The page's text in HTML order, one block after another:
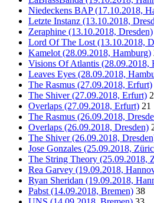
Niedeckens BAP (17.10.2018,
Letzte Instanz (13.10.2018,
Zeraphine (13.10.2018, Dresden)
Lord Of The Lost (13.10.2018,
Kamelot (28.09.2018, Hamburg)
Visions Of Atlantis (28.09.2018,
Leaves Eyes (28.09.2018,
The Rasmus (27.09.2018, Erfurt)
The Shiver (27.09.2018, Erfurt)
Overlaps (27.09.2018, Erfurt) 21
The Rasmus (26.09.2018,
Overlaps (26.09.2018, Dresden)
The Shiver (26.09.2018,
Jose Gonzales (25.09.2018,
The String Theory (25.09.2018,
Rea Garvey (19.09.2018,
Ryan Sheridan (19.09.2018,
Pabst (14.09.2018, Bremen) 38